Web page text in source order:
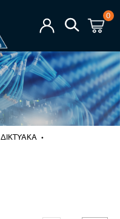
0
ΔΙΚΤΥΑΚΑ